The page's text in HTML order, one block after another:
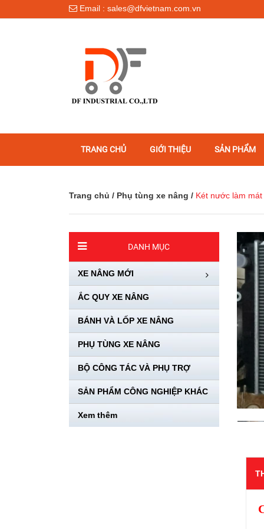
Email : sales@dfvietnam.com.vn
TRANG CHỦ GIỚI THIỆU SẢN PHẨM
Trang chủ / Phụ tùng xe nâng / Két nước làm
DANH MỤC
XE NÂNG MỚI
ẮC QUY XE NÂNG
BÁNH VÀ LỐP XE NÂNG
PHỤ TÙNG XE NÂNG
BỘ CÔNG TÁC VÀ PHỤ TRỢ
SẢN PHẨM CÔNG NGHIỆP KHÁC
Xem thêm